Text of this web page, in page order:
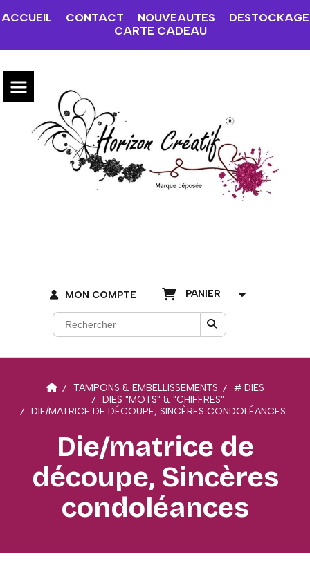
ACCUEIL CONTACT NOUVEAUTES
DESTOCKAGE
CARTE CADEAU
MON COMPTE PANIER
TAMPONS & EMBELLISSEMENTS
# DIES
DIES "MOTS" & "CHIFFRES"
DIE/MATRICE DE DÉCOUPE, SINCÈRES CONDOLÉANCES
Die/matrice de
découpe, Sincères
condoléances